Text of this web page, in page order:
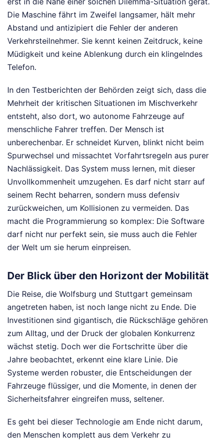
Die Maschine fährt im Zweifel langsamer, hält mehr
Abstand und antizipiert die Fehler der anderen
Verkehrsteilnehmer. Sie kennt keinen Zeitdruck, keine
Müdigkeit und keine Ablenkung durch ein klingelndes
Telefon.
In den Testberichten der Behörden zeigt sich, dass die
Mehrheit der kritischen Situationen im Mischverkehr
entsteht, also dort, wo autonome Fahrzeuge auf
menschliche Fahrer treffen. Der Mensch ist
unberechenbar. Er schneidet Kurven, blinkt nicht beim
Spurwechsel und missachtet Vorfahrtsregeln aus purer
Nachlässigkeit. Das System muss lernen, mit dieser
Unvollkommenheit umzugehen. Es darf nicht starr auf
seinem Recht beharren, sondern muss defensiv
zurückweichen, um Kollisionen zu vermeiden. Das
macht die Programmierung so komplex: Die Software
darf nicht nur perfekt sein, sie muss auch die Fehler
der Welt um sie herum einpreisen.
Der Blick über den Horizont der Mobilität
Die Reise, die Wolfsburg und Stuttgart gemeinsam
angetreten haben, ist noch lange nicht zu Ende. Die
Investitionen sind gigantisch, die Rückschläge gehören
zum Alltag, und der Druck der globalen Konkurrenz
wächst stetig. Doch wer die Fortschritte über die
Jahre beobachtet, erkennt eine klare Linie. Die
Systeme werden robuster, die Entscheidungen der
Fahrzeuge flüssiger, und die Momente, in denen der
Sicherheitsfahrer eingreifen muss, seltener.
Es geht bei dieser Technologie am Ende nicht darum,
den Menschen komplett aus dem Verkehr zu